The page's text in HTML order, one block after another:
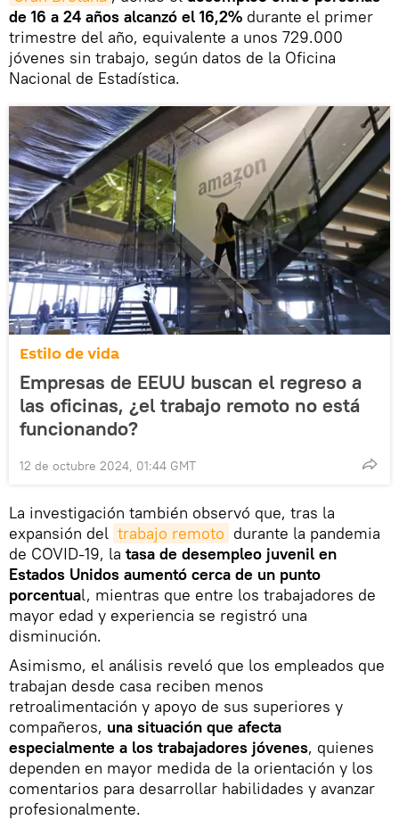
de 16 a 24 años alcanzó el 16,2% durante el primer
trimestre del año, equivalente a unos 729.000
jóvenes sin trabajo, según datos de la Oficina
Nacional de Estadística.
Estilo de vida
Empresas de EEUU buscan el regreso a
las oficinas, ¿el trabajo remoto no está
funcionando?
12 de octubre 2024, 01:44 GMT
La investigación también observó que, tras la
expansión del trabajo remoto durante la pandemia
de COVID-19, la tasa de desempleo juvenil en
Estados Unidos aumentó cerca de un punto
porcentual, mientras que entre los trabajadores de
mayor edad y experiencia se registró una
disminución.
Asimismo, el análisis reveló que los empleados que
trabajan desde casa reciben menos
retroalimentación y apoyo de sus superiores y
compañeros, una situación que afecta
especialmente a los trabajadores jóvenes, quienes
dependen en mayor medida de la orientación y los
comentarios para desarrollar habilidades y avanzar
profesionalmente.